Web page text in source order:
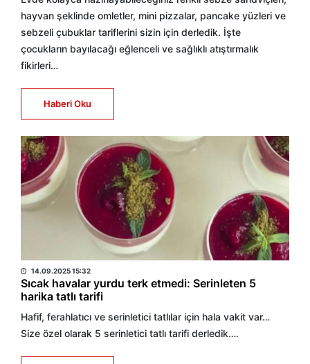
hayvan şeklinde omletler, mini pizzalar, pancake yüzleri ve
sebzeli çubuklar tariflerini sizin için derledik. İşte
çocukların bayılacağı eğlenceli ve sağlıklı atıştırmalık
fikirleri…
Haberi Oku
14.09.2025 15:32
Sıcak havalar yurdu terk etmedi: Serinleten 5
harika tatlı tarifi
Hafif, ferahlatıcı ve serinletici tatlılar için hala vakit var…
Size özel olarak 5 serinletici tatlı tarifi derledik….